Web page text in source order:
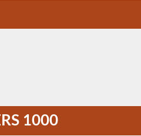
1000